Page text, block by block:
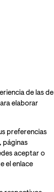
de las de
elaborar
preferencias
páginas
aceptar o
el enlace